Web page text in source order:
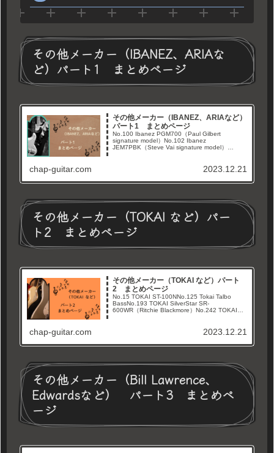
その他メーカー（IBANEZ、ARIAな
ど）パート1 まとめページ
その他メーカー（IBANEZ、ARIAなど）
パート1 まとめページ
No.100 Ibanez PGM700（Paul Gilbert
signature model）No.102 Ibanez
JEM7PBK（Steve Vai signature model）
chap-guitar.com 2023.12.21
その他メーカー（TOKAI など）パー
ト2 まとめページ
その他メーカー（TOKAI など）パート
2 まとめページ
No.15 TOKAI ST-100NNo.125 Tokai Talbo
BassNo.193 TOKAI SilverStar SR-
600WR（Ritchie Blackmore）No.242 TOKAI
chap-guitar.com 2023.12.21
その他メーカー（Bill Lawrence、
Edwardsなど） パート3 まとめペ
ージ